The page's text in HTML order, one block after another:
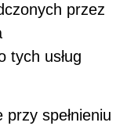
przez
tych usług
spełnieniu